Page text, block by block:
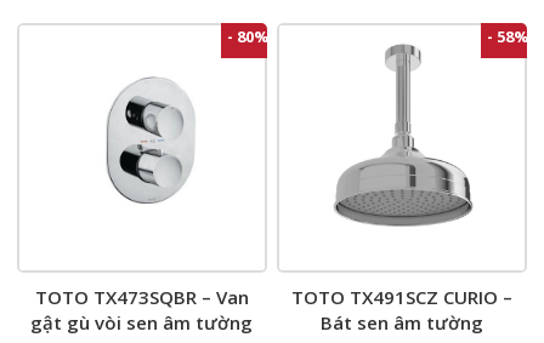
- 80%
TOTO TX473SQBR – Van
gật gù vòi sen âm tường
- 58%
TOTO TX491SCZ CURIO –
Bát sen âm tường